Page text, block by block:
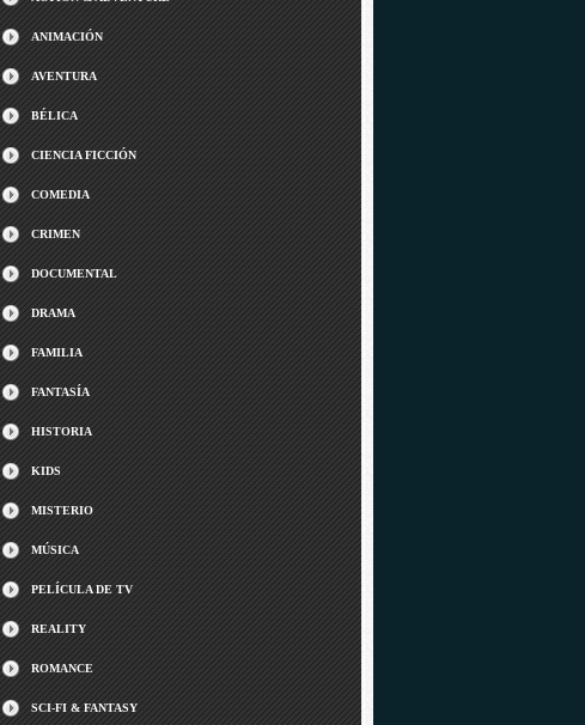
ANIMACIÓN
AVENTURA
BÉLICA
CIENCIA FICCIÓN
COMEDIA
CRIMEN
DOCUMENTAL
DRAMA
FAMILIA
FANTASÍA
HISTORIA
KIDS
MISTERIO
MÚSICA
PELÍCULA DE TV
REALITY
ROMANCE
SCI-FI & FANTASY